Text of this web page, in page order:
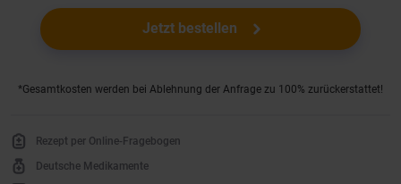
Jetzt bestellen
*Gesamtkosten werden bei Ablehnung der Anfrage zu 100% zurückerstattet!
Rezept per Online-Fragebogen
Deutsche Medikamente